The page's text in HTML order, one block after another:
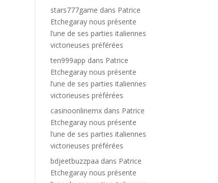
stars777game dans Patrice
Etchegaray nous présente
l’une de ses parties italiennes
victorieuses préférées
ten999app dans Patrice
Etchegaray nous présente
l’une de ses parties italiennes
victorieuses préférées
casinoonlinemx dans Patrice
Etchegaray nous présente
l’une de ses parties italiennes
victorieuses préférées
bdjeetbuzzpaa dans Patrice
Etchegaray nous présente